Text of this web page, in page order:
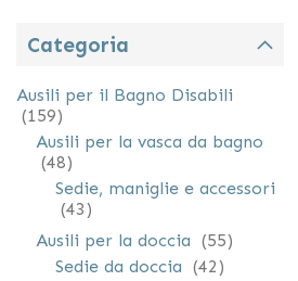
Categoria
Ausili per il Bagno Disabili
159
elementi
Ausili per la vasca da bagno
48
elementi
Sedie, maniglie e accessori
43
elementi
Ausili per la doccia
55
elementi
Sedie da doccia
42
elementi